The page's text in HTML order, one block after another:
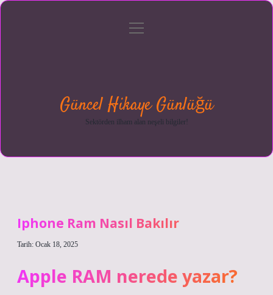
menüyü
Güncel Hikaye Günlüğü
Sektörden ilham alan neşeli bilgiler!
Iphone Ram Nasıl Bakılır
Tarih: Ocak 18, 2025
Apple RAM nerede yazar?